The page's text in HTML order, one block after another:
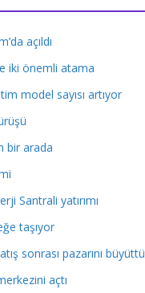
açıldı
iki önemli atama
model sayısı artıyor
bir arada
Santrali yatırımı
taşıyor
sonrası pazarını büyüttü
açtı